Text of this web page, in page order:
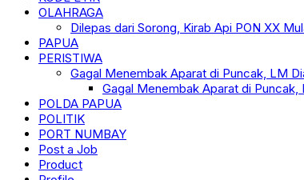
OLAHRAGA
Dilepas dari Sorong, Kirab Api PON XX
PAPUA
PERISTIWA
Gagal Menembak Aparat di Puncak, LM
Gagal Menembak Aparat di Puncak,
POLDA PAPUA
POLITIK
PORT NUMBAY
Post a Job
Product